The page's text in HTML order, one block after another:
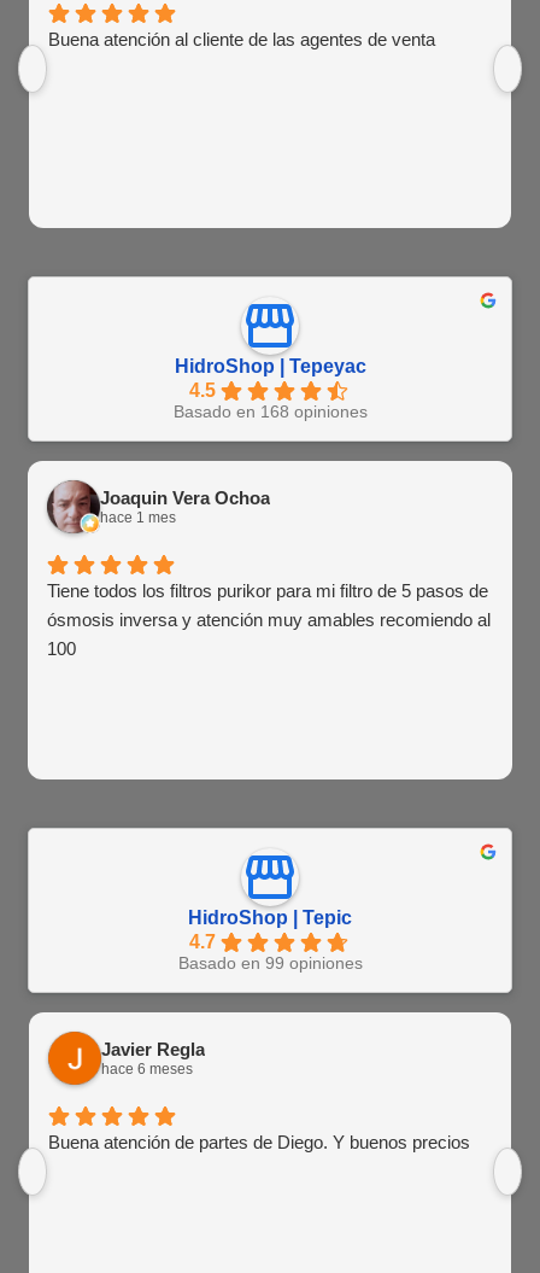
Buena atención al cliente de las agentes de venta
HidroShop | Tepeyac
4.5
Basado en 168 opiniones
Joaquin Vera Ochoa
hace 1 mes
Tiene todos los filtros purikor para mi filtro de 5 pasos de
ósmosis inversa y atención muy amables recomiendo al
100
HidroShop | Tepic
4.7
Basado en 99 opiniones
Javier Regla
hace 6 meses
Buena atención de partes de Diego. Y buenos precios